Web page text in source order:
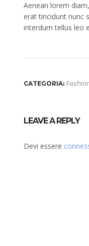
Aenean lorem
erat tincidunt nunc
interdum tellus leo
CATEGORIA:
LEAVE A REPLY
Devi essere